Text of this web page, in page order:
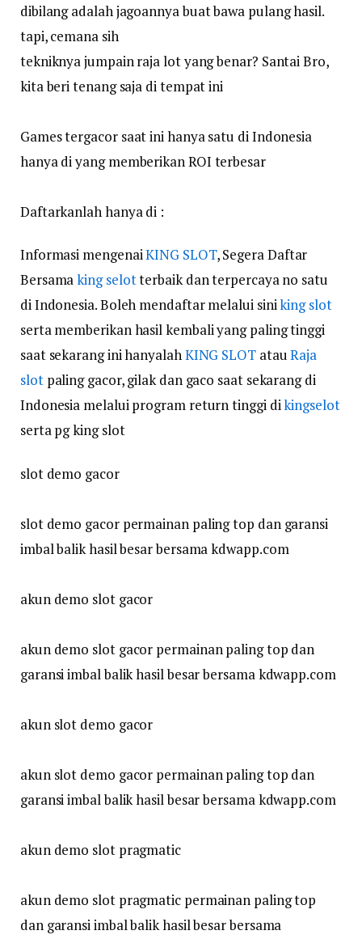
dibilang adalah jagoannya buat bawa pulang hasil.
tapi, cemana sih
tekniknya jumpain raja lot yang benar? Santai Bro,
kita beri tenang saja di tempat ini
Games tergacor saat ini hanya satu di Indonesia
hanya di yang memberikan ROI terbesar
Daftarkanlah hanya di :
Informasi mengenaiKING SLOT, Segera Daftar
Bersamaking selotterbaik dan terpercaya no satu
di Indonesia. Boleh mendaftar melalui siniking slot
serta memberikan hasil kembali yang paling tinggi
saat sekarang ini hanyalahKING SLOTatauRaja
slotpaling gacor, gilak dan gaco saat sekarang di
Indonesia melalui program return tinggi dikingselot
serta pg king slot
slot demo gacor
slot demo gacor permainan paling top dan garansi
imbal balik hasil besar bersama kdwapp.com
akun demo slot gacor
akun demo slot gacor permainan paling top dan
garansi imbal balik hasil besar bersama kdwapp.com
akun slot demo gacor
akun slot demo gacor permainan paling top dan
garansi imbal balik hasil besar bersama kdwapp.com
akun demo slot pragmatic
akun demo slot pragmatic permainan paling top
dan garansi imbal balik hasil besar bersama